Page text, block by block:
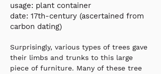
usage: plant container
date: 17th-century (ascertained from
carbon dating)
Surprisingly, various types of trees gave
their limbs and trunks to this large
piece of furniture. Many of these tree